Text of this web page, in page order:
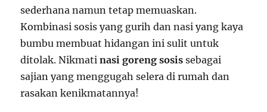
sederhana namun tetap memuaskan.
Kombinasi sosis yang gurih dan nasi yang kaya
bumbu membuat hidangan ini sulit untuk
ditolak. Nikmatinasi goreng sosis sebagai
sajian yang menggugah selera di rumah dan
rasakan kenikmatannya!